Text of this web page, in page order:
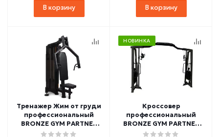
В корзину В корзину
Тренажер Жим от груди
профессиональный
BRONZE GYM PARTNER
ML-815
НОВИНКА
Кроссовер
профессиональный
BRONZE GYM PARTNER
ML-702